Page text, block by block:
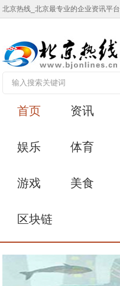
北京热线_北京最专业的企业资讯平台
首页 资讯
娱乐 体育
游戏 美食
区块链